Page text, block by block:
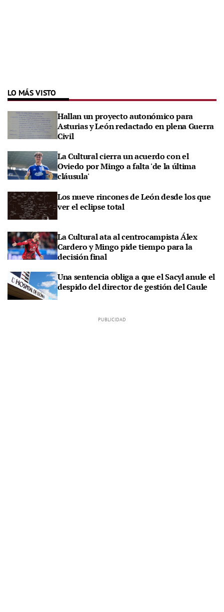
LO MÁS VISTO
Hallan un proyecto autonómico para
Asturias y León redactado en plena Guerra
Civil
La Cultural cierra un acuerdo con el
Oviedo por Mingo a falta 'de la última
cláusula'
Los nueve rincones de León desde los que
ver el eclipse total
La Cultural ata al centrocampista Álex
Cardero y Mingo pide tiempo para la
decisión final
Una sentencia obliga a que el Sacyl anule el
despido del director de gestión del Caule